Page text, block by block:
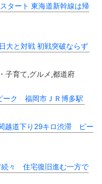
タート 東海道新幹線は帰
大と対戦 初戦突破ならず
子育て,グルメ,都道府
ーク 福岡市ＪＲ博多駅
越道下り29キロ渋滞 ピー
々 住宅復旧進む一方で